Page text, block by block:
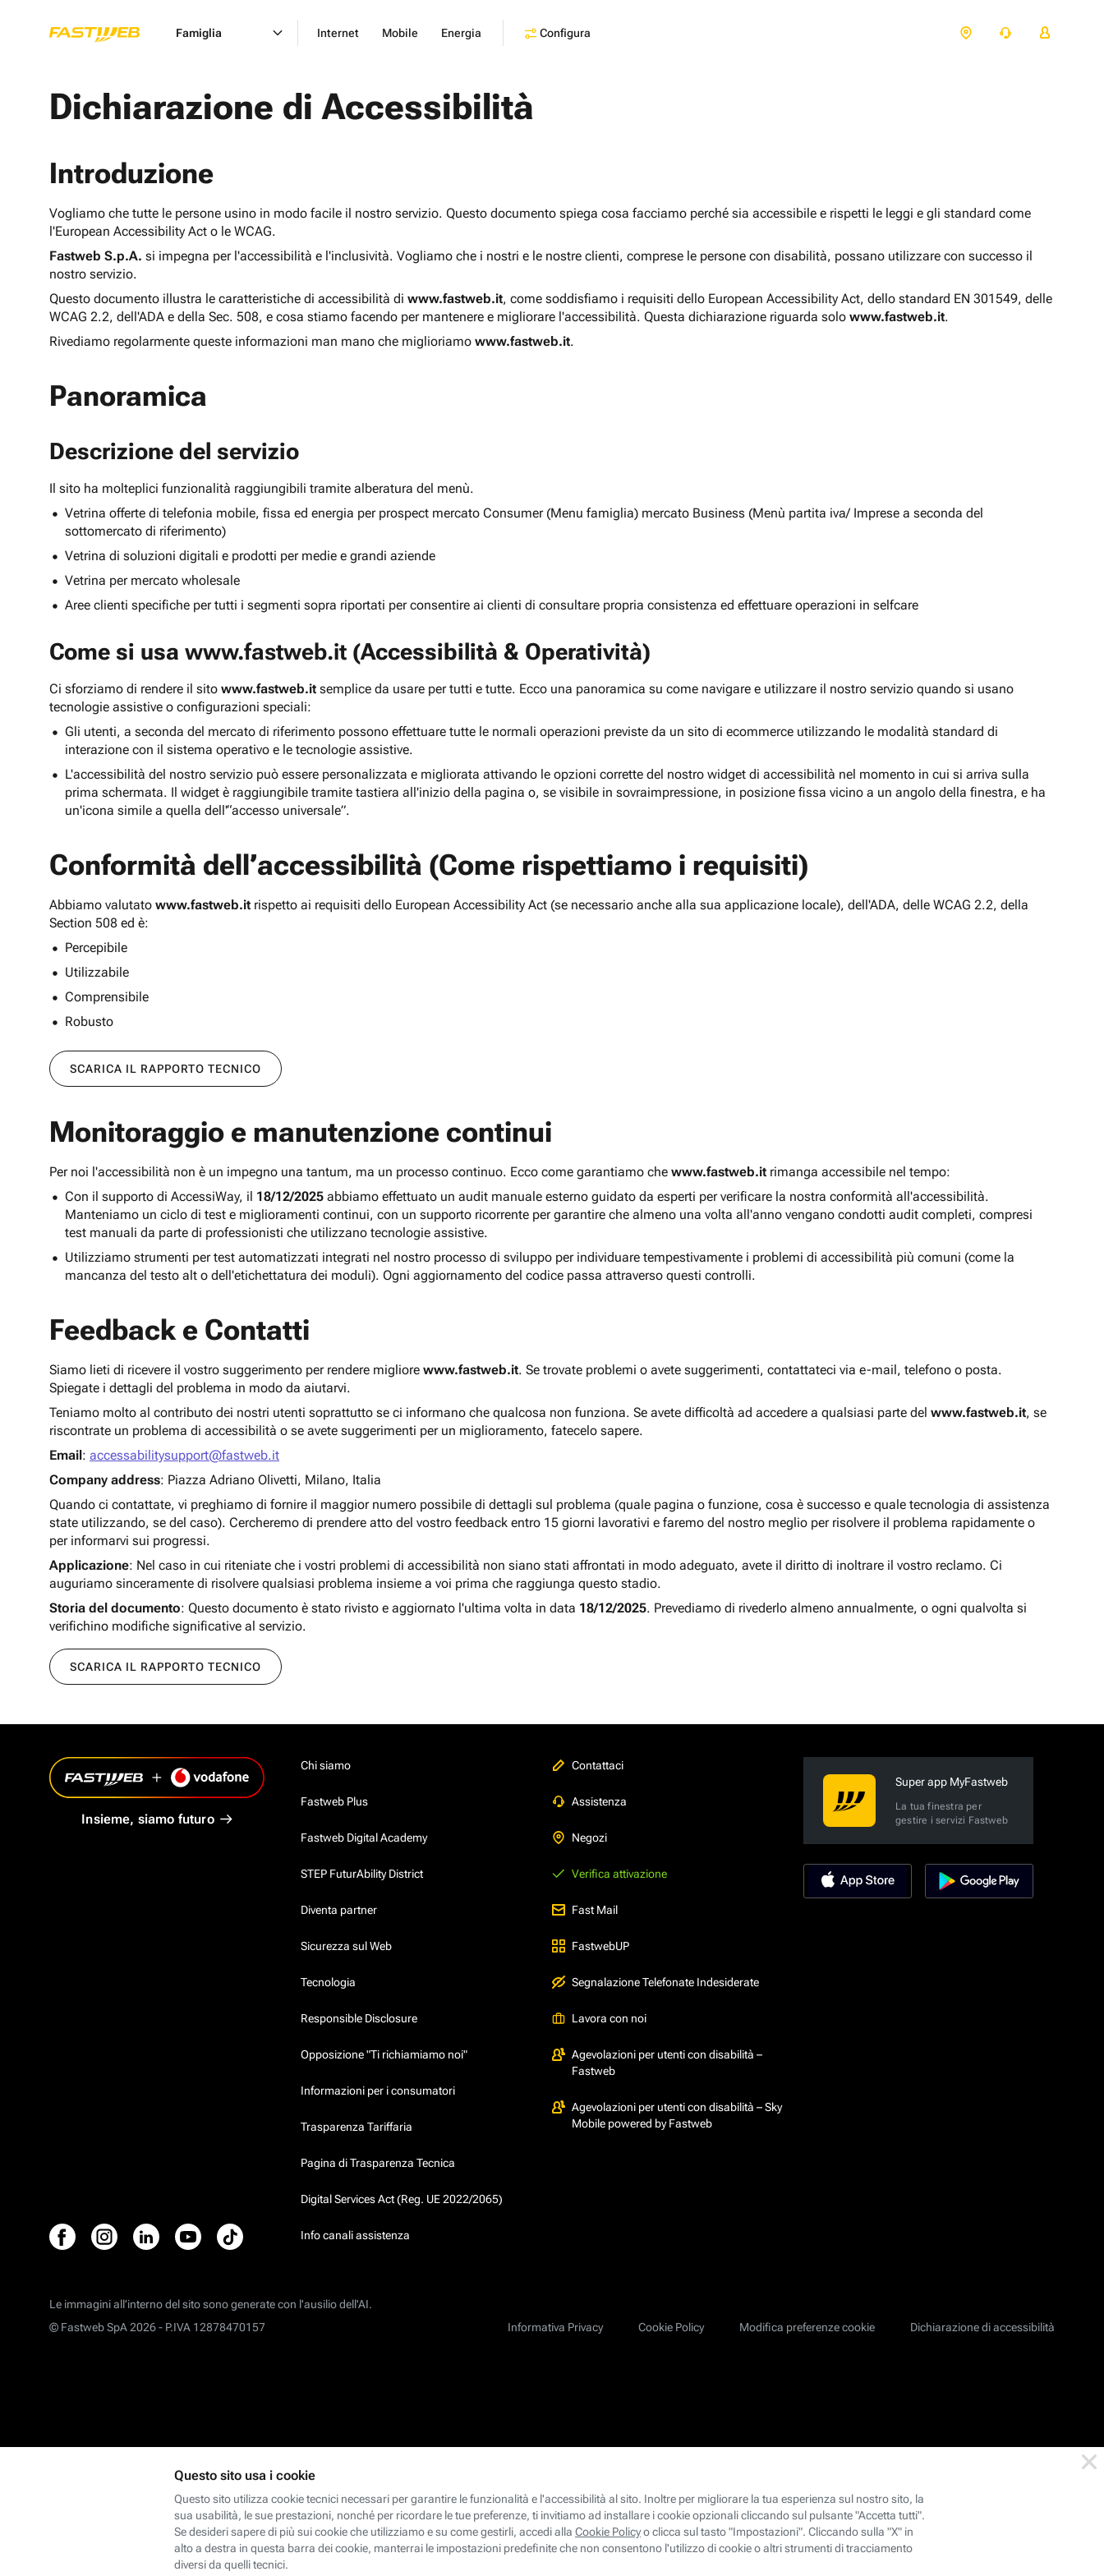
Famiglia Internet Mobile Energia Configura
Dichiarazione di Accessibilità
Introduzione
Vogliamo che tutte le persone usino in modo facile il nostro servizio. Questo documento spiega cosa facciamo perché sia accessibile e rispetti le leggi e gli standard come
l'European Accessibility Act o le WCAG.
Fastweb S.p.A. si impegna per l'accessibilità e l'inclusività. Vogliamo che i nostri e le nostre clienti, comprese le persone con disabilità, possano utilizzare con successo il
nostro servizio.
Questo documento illustra le caratteristiche di accessibilità di www.fastweb.it, come soddisfiamo i requisiti dello European Accessibility Act, dello standard EN 301549, delle
WCAG 2.2, dell'ADA e della Sec. 508, e cosa stiamo facendo per mantenere e migliorare l'accessibilità. Questa dichiarazione riguarda solo www.fastweb.it.
Rivediamo regolarmente queste informazioni man mano che miglioriamo www.fastweb.it.
Panoramica
Descrizione del servizio
Il sito ha molteplici funzionalità raggiungibili tramite alberatura del menù.
Vetrina offerte di telefonia mobile, fissa ed energia per prospect mercato Consumer (Menu famiglia) mercato Business (Menù partita iva/ Imprese a seconda del
sottomercato di riferimento)
Vetrina di soluzioni digitali e prodotti per medie e grandi aziende
Vetrina per mercato wholesale
Aree clienti specifiche per tutti i segmenti sopra riportati per consentire ai clienti di consultare propria consistenza ed effettuare operazioni in selfcare
Come si usa www.fastweb.it (Accessibilità & Operatività)
Ci sforziamo di rendere il sito www.fastweb.it semplice da usare per tutti e tutte. Ecco una panoramica su come navigare e utilizzare il nostro servizio quando si usano
tecnologie assistive o configurazioni speciali:
Gli utenti, a seconda del mercato di riferimento possono effettuare tutte le normali operazioni previste da un sito di ecommerce utilizzando le modalità standard di
interazione con il sistema operativo e le tecnologie assistive.
L'accessibilità del nostro servizio può essere personalizzata e migliorata attivando le opzioni corrette del nostro widget di accessibilità nel momento in cui si arriva sulla
prima schermata. Il widget è raggiungibile tramite tastiera all'inizio della pagina o, se visibile in sovraimpressione, in posizione fissa vicino a un angolo della finestra, e ha
un'icona simile a quella dell'“accesso universale”.
Conformità dell’accessibilità (Come rispettiamo i requisiti)
Abbiamo valutato www.fastweb.it rispetto ai requisiti dello European Accessibility Act (se necessario anche alla sua applicazione locale), dell'ADA, delle WCAG 2.2, della
Section 508 ed è:
Percepibile
Utilizzabile
Comprensibile
Robusto
SCARICA IL RAPPORTO TECNICO
Monitoraggio e manutenzione continui
Per noi l'accessibilità non è un impegno una tantum, ma un processo continuo. Ecco come garantiamo che www.fastweb.it rimanga accessibile nel tempo:
Con il supporto di AccessiWay, il 18/12/2025 abbiamo effettuato un audit manuale esterno guidato da esperti per verificare la nostra conformità all'accessibilità.
Manteniamo un ciclo di test e miglioramenti continui, con un supporto ricorrente per garantire che almeno una volta all'anno vengano condotti audit completi, compresi
test manuali da parte di professionisti che utilizzano tecnologie assistive.
Utilizziamo strumenti per test automatizzati integrati nel nostro processo di sviluppo per individuare tempestivamente i problemi di accessibilità più comuni (come la
mancanza del testo alt o dell'etichettatura dei moduli). Ogni aggiornamento del codice passa attraverso questi controlli.
Feedback e Contatti
Siamo lieti di ricevere il vostro suggerimento per rendere migliore www.fastweb.it. Se trovate problemi o avete suggerimenti, contattateci via e-mail, telefono o posta.
Spiegate i dettagli del problema in modo da aiutarvi.
Teniamo molto al contributo dei nostri utenti soprattutto se ci informano che qualcosa non funziona. Se avete difficoltà ad accedere a qualsiasi parte del www.fastweb.it, se
riscontrate un problema di accessibilità o se avete suggerimenti per un miglioramento, fatecelo sapere.
Email: accessabilitysupport@fastweb.it
Company address: Piazza Adriano Olivetti, Milano, Italia
Quando ci contattate, vi preghiamo di fornire il maggior numero possibile di dettagli sul problema (quale pagina o funzione, cosa è successo e quale tecnologia di assistenza
state utilizzando, se del caso). Cercheremo di prendere atto del vostro feedback entro 15 giorni lavorativi e faremo del nostro meglio per risolvere il problema rapidamente o
per informarvi sui progressi.
Applicazione: Nel caso in cui riteniate che i vostri problemi di accessibilità non siano stati affrontati in modo adeguato, avete il diritto di inoltrare il vostro reclamo. Ci
auguriamo sinceramente di risolvere qualsiasi problema insieme a voi prima che raggiunga questo stadio.
Storia del documento: Questo documento è stato rivisto e aggiornato l'ultima volta in data 18/12/2025. Prevediamo di rivederlo almeno annualmente, o ogni qualvolta si
verifichino modifiche significative al servizio.
SCARICA IL RAPPORTO TECNICO
Insieme, siamo futuro
Chi siamo
Fastweb Plus
Fastweb Digital Academy
STEP FuturAbility District
Diventa partner
Sicurezza sul Web
Tecnologia
Responsible Disclosure
Opposizione "Ti richiamiamo noi"
Informazioni per i consumatori
Trasparenza Tariffaria
Pagina di Trasparenza Tecnica
Digital Services Act (Reg. UE 2022/2065)
Info canali assistenza
Contattaci
Assistenza
Negozi
Verifica attivazione
Fast Mail
FastwebUP
Segnalazione Telefonate Indesiderate
Lavora con noi
Agevolazioni per utenti con disabilità –
Fastweb
Agevolazioni per utenti con disabilità – Sky
Mobile powered by Fastweb
Super app MyFastweb
La tua finestra per
gestire i servizi Fastweb
Le immagini all’interno del sito sono generate con l'ausilio dell'AI.
Informativa Privacy
Cookie Policy Modifica preferenze cookie Dichiarazione di accessibilità
© Fastweb SpA 2026 - P.IVA 12878470157